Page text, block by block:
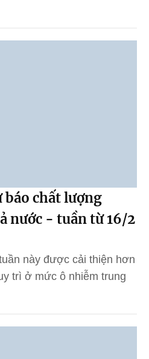
chất lượng
nước - tuần từ 16/2
này được cải thiện hơn
trì ở mức ô nhiễm trung